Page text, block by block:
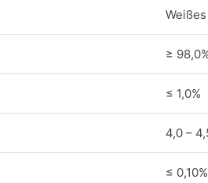
≥
≤ 1,0%
4,0 –
≤ 0,10%